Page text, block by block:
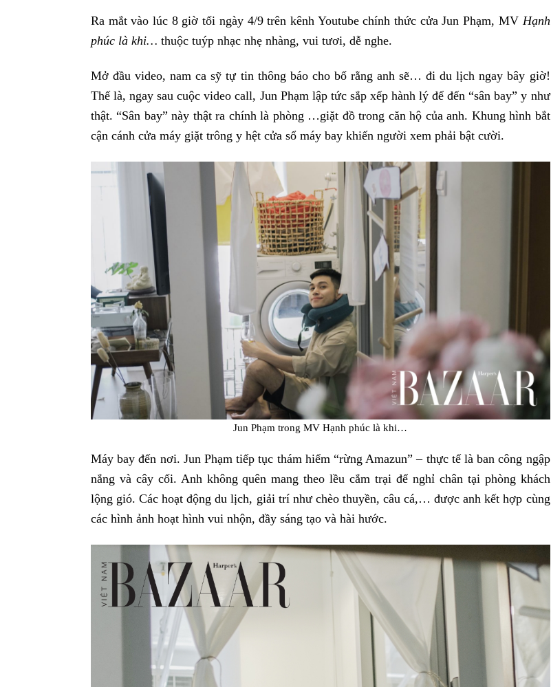
Ra mắt vào lúc 8 giờ tối ngày 4/9 trên kênh Youtube chính thức cửa Jun Phạm, MV Hạnh
phúc là khi… thuộc tuýp nhạc nhẹ nhàng, vui tươi, dễ nghe.
Mở đầu video, nam ca sỹ tự tin thông báo cho bố rằng anh sẽ… đi du lịch ngay bây giờ!
Thế là, ngay sau cuộc video call, Jun Phạm lập tức sắp xếp hành lý để đến “sân bay” y như
thật. “Sân bay” này thật ra chính là phòng …giặt đồ trong căn hộ của anh. Khung hình bắt
cận cánh cửa máy giặt trông y hệt cửa sổ máy bay khiến người xem phải bật cười.
Jun Phạm trong MV Hạnh phúc là khi…
Máy bay đến nơi. Jun Phạm tiếp tục thám hiểm “rừng Amazun” – thực tế là ban công ngập
nắng và cây cối. Anh không quên mang theo lều cắm trại để nghỉ chân tại phòng khách
lộng gió. Các hoạt động du lịch, giải trí như chèo thuyền, câu cá,… được anh kết hợp cùng
các hình ảnh hoạt hình vui nhộn, đầy sáng tạo và hài hước.